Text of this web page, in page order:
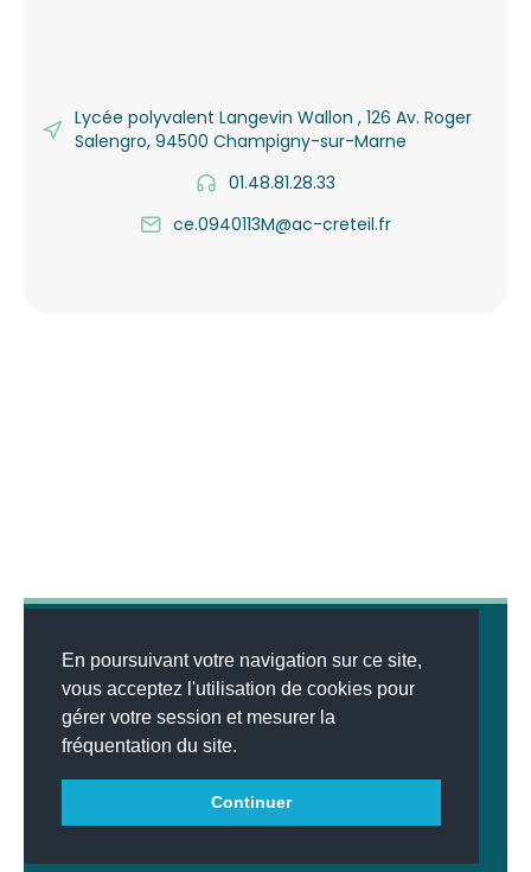
En poursuivant votre navigation sur ce site,
vous acceptez l'utilisation de cookies pour
gérer votre session et mesurer la
fréquentation du site.
Continuer
Lycée polyvalent Langevin Wallon , 126 Av. Roger
Salengro, 94500 Champigny-sur-Marne
01.48.81.28.33
ce.0940113M@ac-creteil.fr
© 2026
INNOVATIONS™